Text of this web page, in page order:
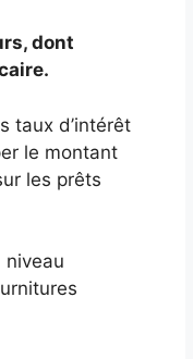
dont
taux d’intérêt
le montant
les prêts
niveau